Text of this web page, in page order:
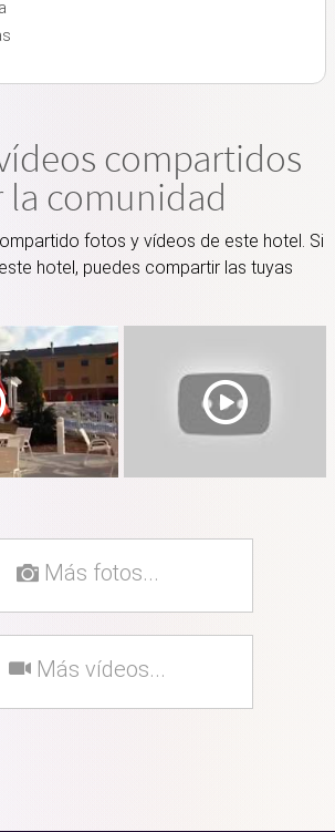
compartidos
la comunidad
fotos y vídeos de este hotel. Si
hotel, puedes compartir las tuyas
Más fotos...
Más vídeos...